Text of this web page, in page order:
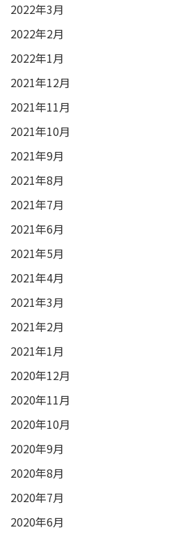
2022年3月
2022年2月
2022年1月
2021年12月
2021年11月
2021年10月
2021年9月
2021年8月
2021年7月
2021年6月
2021年5月
2021年4月
2021年3月
2021年2月
2021年1月
2020年12月
2020年11月
2020年10月
2020年9月
2020年8月
2020年7月
2020年6月